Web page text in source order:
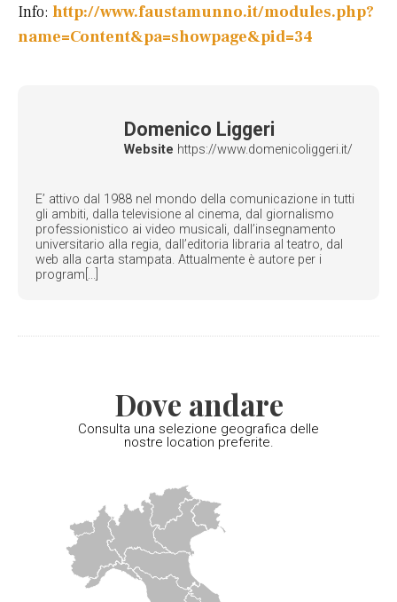
Info: http://www.faustamunno.it/modules.php?
name=Content&pa=showpage&pid=34
Domenico Liggeri
Website https://www.domenicoliggeri.it/
E’ attivo dal 1988 nel mondo della comunicazione in tutti
gli ambiti, dalla televisione al cinema, dal giornalismo
professionistico ai video musicali, dall’insegnamento
universitario alla regia, dall’editoria libraria al teatro, dal
web alla carta stampata. Attualmente è autore per i
program[...]
Dove andare
Consulta una selezione geografica delle
nostre location preferite.